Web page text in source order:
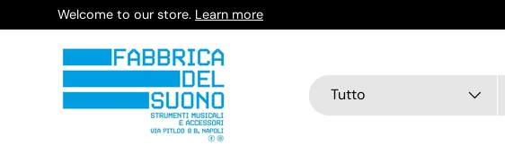
Passa ai contenuti
Welcome to our store. Learn more
Cerca
Tipo prodotto
Tutto